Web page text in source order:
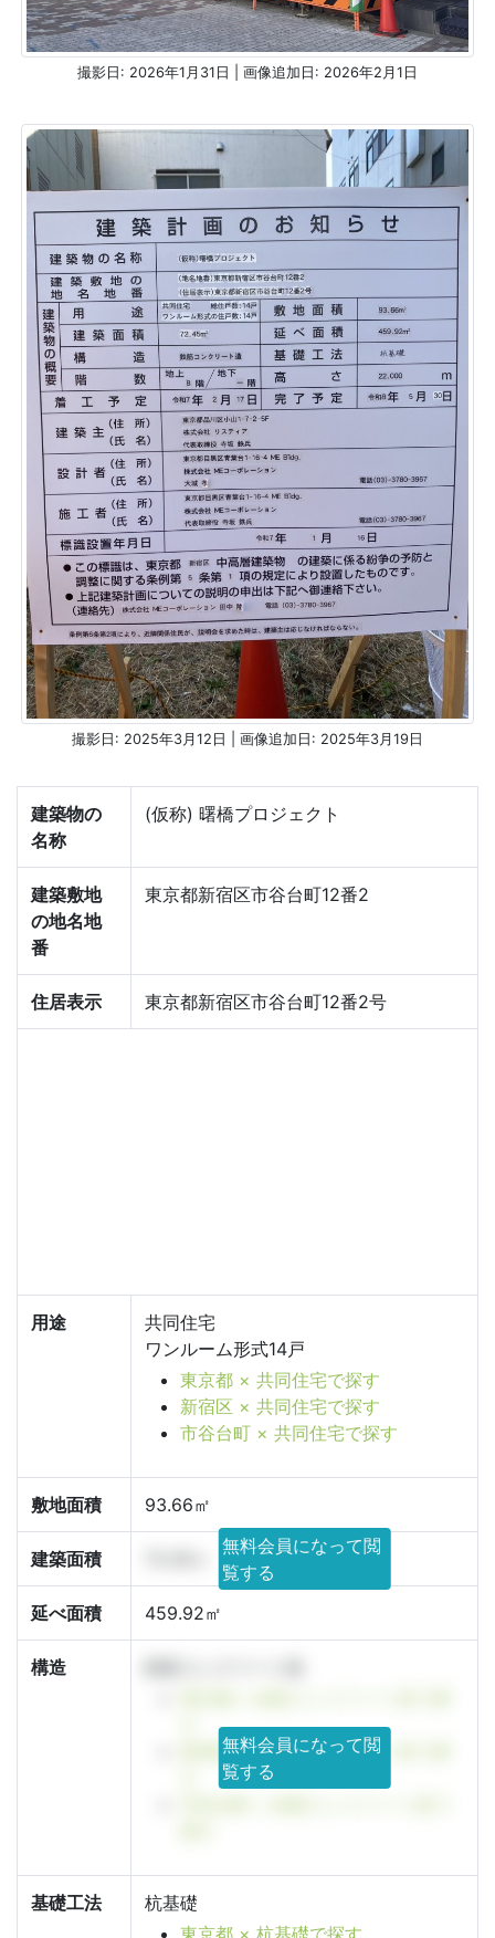
撮影日: 2026年1月31日 | 画像追加日: 2026年2月1日
撮影日: 2025年3月12日 | 画像追加日: 2025年3月19日
建築物の
名称
(仮称) 曙橋プロジェクト
建築敷地
の地名地
番
東京都新宿区市谷台町12番2
住居表示 東京都新宿区市谷台町12番2号
用途
共同住宅
ワンルーム形式14戸
東京都 × 共同住宅で探す
新宿区 × 共同住宅で探す
市谷台町 × 共同住宅で探す
敷地面積 93.66㎡
建築面積
無料会員になって閲
覧する
延べ面積
459.92㎡
構造
新宿区 × 鉄筋コンクリート造で探
無料会員になって閲
覧する
基礎工法
杭基礎
東京都 × 杭基礎で探す